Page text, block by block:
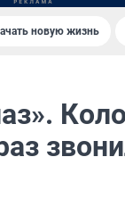
новую жизнь